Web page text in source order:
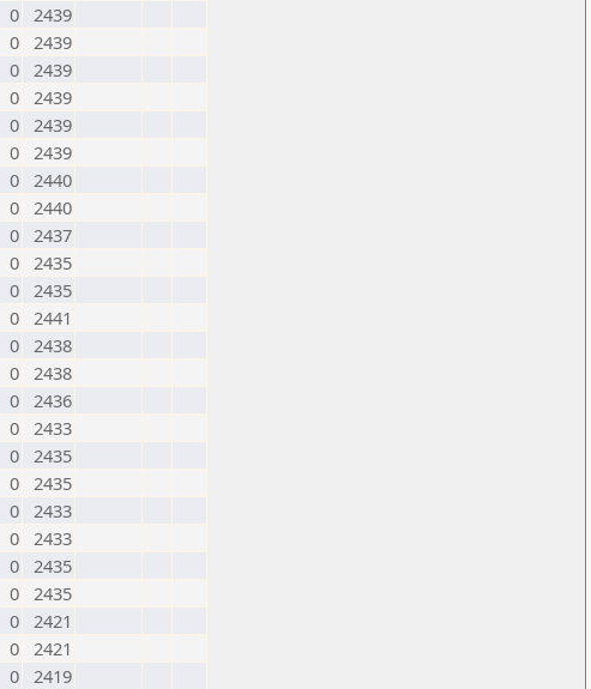
0 2439
0 2439
0 2439
0 2439
0 2439
0 2439
0 2440
0 2440
0 2437
0 2435
0 2435
0 2441
0 2438
0 2438
0 2436
0 2433
0 2435
0 2435
0 2433
0 2433
0 2435
0 2435
0 2421
0 2421
0 2419